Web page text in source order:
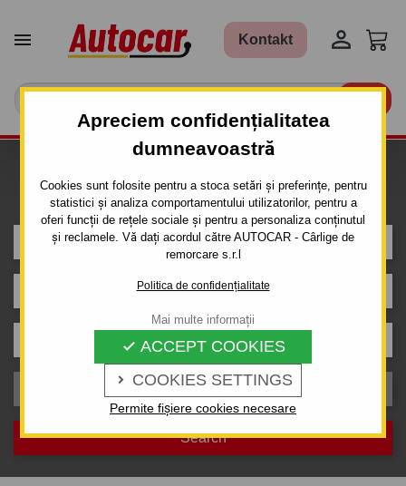
Apreciem confidențialitatea
dumneavoastră
Cookies sunt folosite pentru a stoca setări și preferințe, pentru
statistici și analiza comportamentului utilizatorilor, pentru a
oferi funcții de rețele sociale și pentru a personaliza conținutul
și reclamele. Vă dați acordul către AUTOCAR - Cârlige de
remorcare s.r.l
Politica de confidențialitate
 COOKIES SETTINGS
 ACCEPT COOKIES
Permite fișiere cookies necesare
Mai multe informații
 Kontakt 
mașina
An de producție